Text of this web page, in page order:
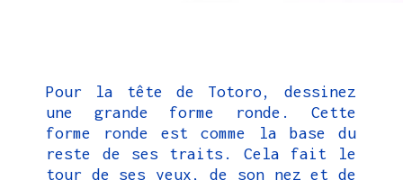
Pour la tête de Totoro, dessinez
une grande forme ronde. Cette
forme ronde est comme la base du
reste de ses traits. Cela fait le
tour de ses yeux, de son nez et de